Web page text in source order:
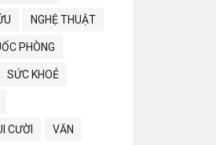
NGHỆ THUẬT
PHÒNG
SỨC KHOẺ
CƯỜI VĂN